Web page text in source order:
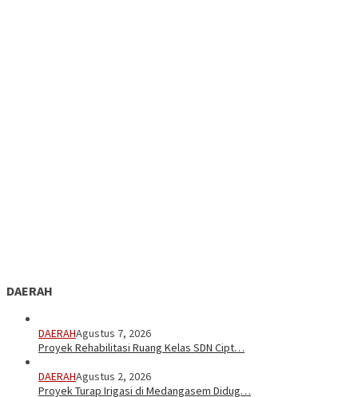
DAERAH
DAERAHAgustus 7, 2026
Proyek Rehabilitasi Ruang Kelas SDN Cipt…
DAERAHAgustus 2, 2026
Proyek Turap Irigasi di Medangasem Didug…